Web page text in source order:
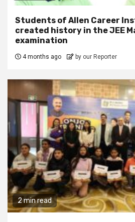
Students of Allen Career
created history in the JEE
examination
4 months ago by our Reporter
2 min read